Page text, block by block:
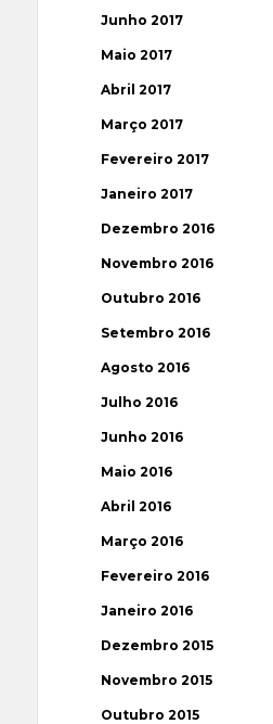
Junho 2017
Maio 2017
Abril 2017
Março 2017
Fevereiro 2017
Janeiro 2017
Dezembro 2016
Novembro 2016
Outubro 2016
Setembro 2016
Agosto 2016
Julho 2016
Junho 2016
Maio 2016
Abril 2016
Março 2016
Fevereiro 2016
Janeiro 2016
Dezembro 2015
Novembro 2015
Outubro 2015